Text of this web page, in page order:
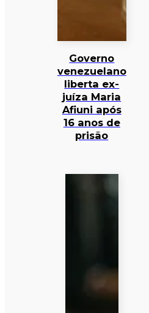
Governo
venezuelano
liberta ex-
juíza Maria
Afiuni após
16 anos de
prisão